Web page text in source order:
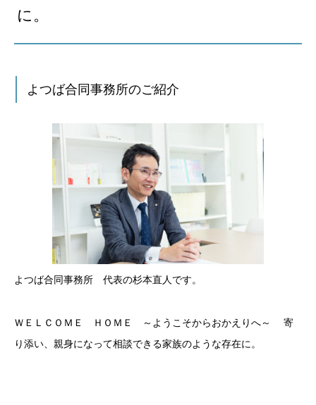
に。
よつば合同事務所のご紹介
よつば合同事務所 代表の杉本直人です。
ＷＥＬＣＯＭＥ ＨＯＭＥ ～ようこそからおかえりへ～ 寄
り添い、親身になって相談できる家族のような存在に。